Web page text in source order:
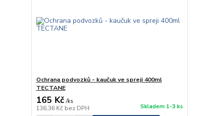
Ochrana podvozků - kaučuk ve spreji 400ml
TECTANE
165 Kč /ks
136,36 Kč bez DPH Skladem 1-3 ks